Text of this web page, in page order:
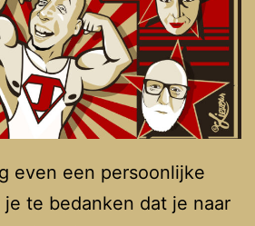
even een persoonlijke
je te bedanken dat je naar